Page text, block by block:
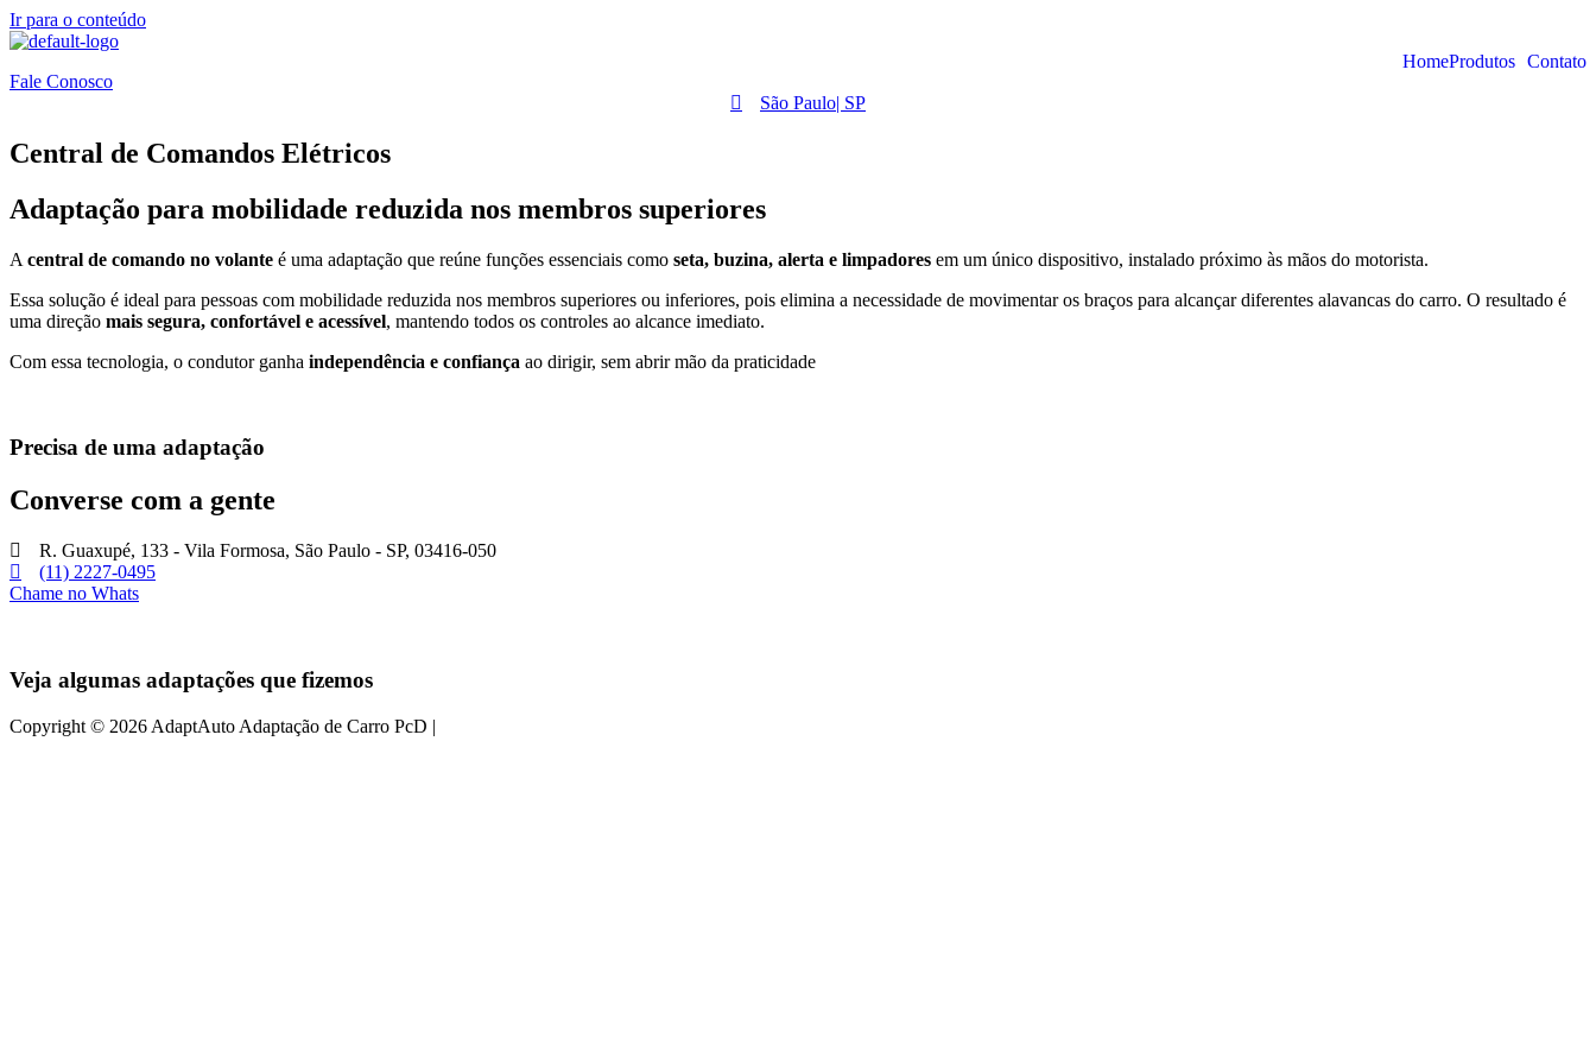
Ir para o conteúdo
HomeProdutos Contato
Fale Conosco
São Paulo| SP
Central de Comandos Elétricos
Adaptação para mobilidade reduzida nos membros superiores
A central de comando no volante é uma adaptação que reúne funções essenciais como seta, buzina, alerta e limpadores em um único dispositivo, instalado próximo às mãos do motorista.
Essa solução é ideal para pessoas com mobilidade reduzida nos membros superiores ou inferiores, pois elimina a necessidade de movimentar os braços para alcançar diferentes alavancas do carro. O resultado é
uma direção mais segura, confortável e acessível, mantendo todos os controles ao alcance imediato.
Com essa tecnologia, o condutor ganha independência e confiança ao dirigir, sem abrir mão da praticidade
Precisa de uma adaptação
Converse com a gente
R. Guaxupé, 133 - Vila Formosa, São Paulo - SP, 03416-050
(11) 2227-0495
Chame no Whats
Veja algumas adaptações que fizemos
Copyright © 2026 AdaptAuto Adaptação de Carro PcD |